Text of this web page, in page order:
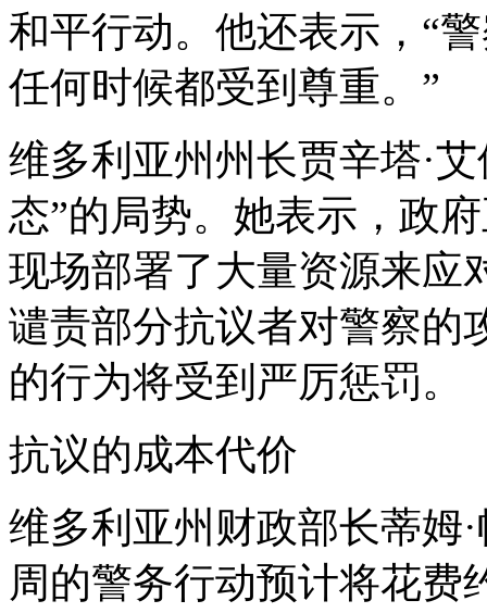
和平行动。他还表示，“
任何时候都受到尊重。”
维多利亚州州长贾辛塔·
态”的局势。她表示，政
现场部署了大量资源来应
谴责部分抗议者对警察的
的行为将受到严厉惩罚。
抗议的成本代价
维多利亚州财政部长蒂姆
周的警务行动预计将花费